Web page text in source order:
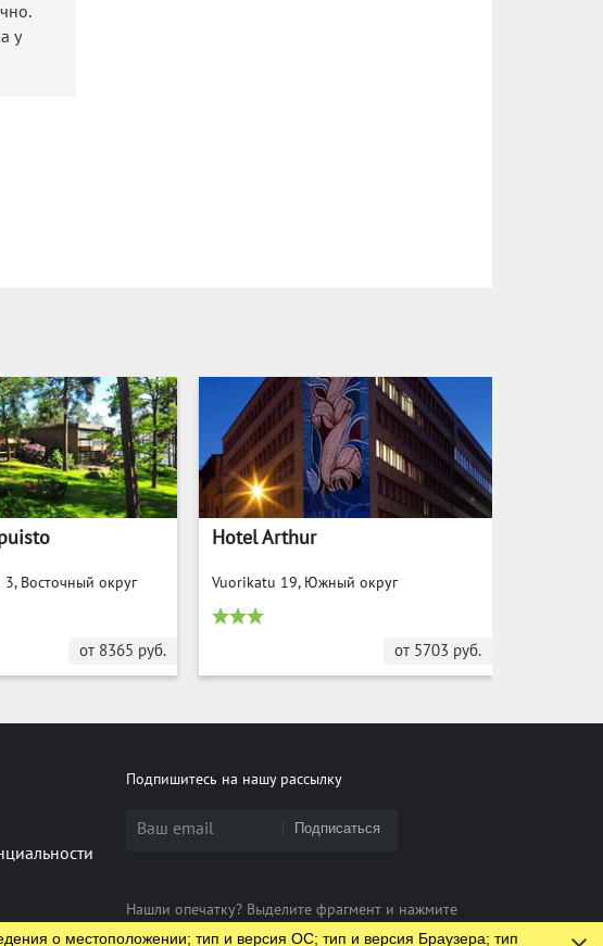
у
Восточный округ
от 8365 руб.
Hotel Arthur
Vuorikatu 19, Южный округ
от 5703 руб.
Подпишитесь на нашу рассылку
Подписаться
Нашли опечатку? Выделите фрагмент и нажмите
о местоположении; тип и версия ОС; тип и версия Браузера; тип